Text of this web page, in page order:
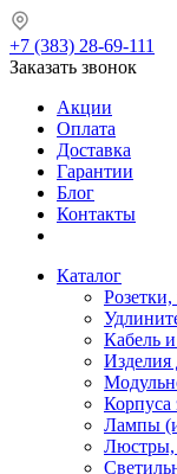
+7 (383) 28-69-111
Заказать звонок
Акции
Оплата
Доставка
Гарантии
Блог
Контакты
Каталог
Кабель
Изделия
Лампы
Люстры,